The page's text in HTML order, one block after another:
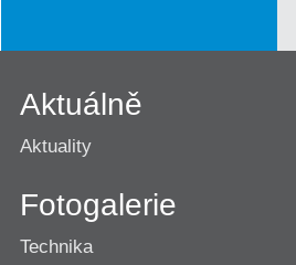
Aktuálně
Aktuality
Fotogalerie
Technika